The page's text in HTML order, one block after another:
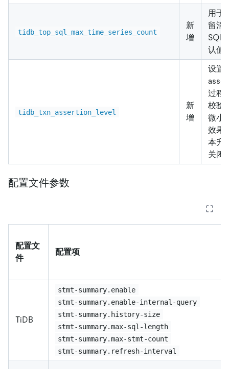
tidb_top_sql_max_time_series_count
新
增
用于
留消
SQL
认值
tidb_txn_assertion_level
新
增
设置
过程
校验
微小
效果
本升
关闭
配置文件参数
配置文
件
配置项
TiDB
stmt-summary.enable
stmt-summary.enable-internal-query
stmt-summary.history-size
stmt-summary.max-sql-length
stmt-summary.max-stmt-count
stmt-summary.refresh-interval